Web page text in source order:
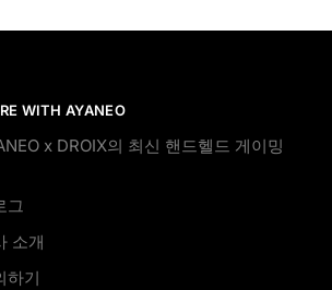
WITH AYANEO
x DROIX의 최신 핸드헬드 게이밍
그
소개
하기